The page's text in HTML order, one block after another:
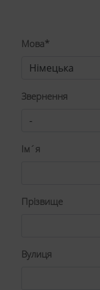
Мова*
Звернення
Ім´я
Прізвище
Вулиця